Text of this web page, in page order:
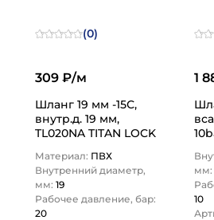
(0)
309 ₽/м
Шланг 19 мм -15С,
внутр.д. 19 мм,
TL020NA TITAN LOCK
Материал: ПВХ
Внутренний диаметр,
мм: 19
Рабочее давление, бар:
20
1
мм:
10